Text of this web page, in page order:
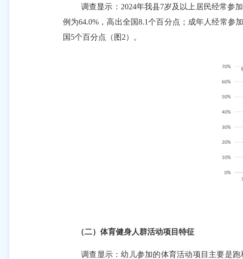
调查显示： 2024年我县7岁及以上居民经常参
例为64.0% ，高出全国8.1个百分点；成年人经常参
国 5个百分点（图 2）。
（二）体育健身人群活动项目特征
调查显示：幼儿参加的体育活动项目主要是跑